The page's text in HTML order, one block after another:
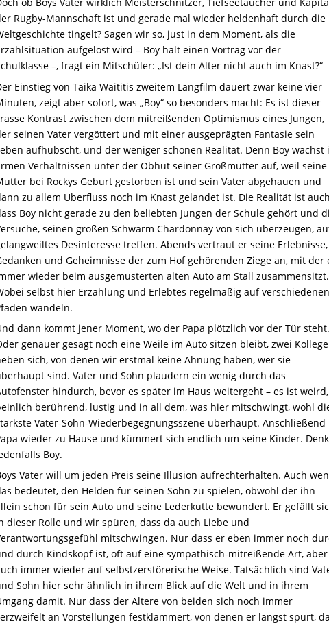
ob Boys Vater wirklich Meisterschnitzer, Tiefseetaucher und
Rugby-Mannschaft ist und gerade mal wieder heldenhaft durch die
tingelt? Sagen wir so, just in dem Moment, als die
aufgelöst wird – Boy hält einen Vortrag vor der
–, fragt ein Mitschüler: „Ist dein Alter nicht auch im Knast?“
Einstieg von Taika Waititis zweitem Langfilm dauert zwar keine vier
zeigt aber sofort, was „Boy“ so besonders macht: Es ist dieser
Kontrast zwischen dem mitreißenden Optimismus eines Jungen,
seinen Vater vergöttert und mit einer ausgeprägten Fantasie sein
aufhübscht, und der weniger schönen Realität. Denn Boy wächst
Verhältnissen unter der Obhut seiner Großmutter auf, weil seine
bei Rockys Geburt gestorben ist und sein Vater abgehauen und
zu allem Überfluss noch im Knast gelandet ist. Die Realität ist
Boy nicht gerade zu den beliebten Jungen der Schule gehört und
seinen großen Schwarm Chardonnay von sich überzeugen,
Desinteresse treffen. Abends vertraut er seine Erlebnisse,
und Geheimnisse der zum Hof gehörenden Ziege an, mit der
wieder beim ausgemusterten alten Auto am Stall zusammensitzt.
selbst hier Erzählung und Erlebtes regelmäßig auf verschiedenen
wandeln.
dann kommt jener Moment, wo der Papa plötzlich vor der Tür steht.
genauer gesagt noch eine Weile im Auto sitzen bleibt, zwei
sich, von denen wir erstmal keine Ahnung haben, wer sie
sind. Vater und Sohn plaudern ein wenig durch das
hindurch, bevor es später im Haus weitergeht – es ist weird,
berührend, lustig und in all dem, was hier mitschwingt, wohl
Vater-Sohn-Wiederbegegnungsszene überhaupt. Anschließend
wieder zu Hause und kümmert sich endlich um seine Kinder.
Boy.
Vater will um jeden Preis seine Illusion aufrechterhalten. Auch
bedeutet, den Helden für seinen Sohn zu spielen, obwohl der ihn
schon für sein Auto und seine Lederkutte bewundert. Er gefällt
dieser Rolle und wir spüren, dass da auch Liebe und
mitschwingen. Nur dass er eben immer noch
durch Kindskopf ist, oft auf eine sympathisch-mitreißende Art, aber
immer wieder auf selbstzerstörerische Weise. Tatsächlich sind
Sohn hier sehr ähnlich in ihrem Blick auf die Welt und in ihrem
damit. Nur dass der Ältere von beiden sich noch immer
an Vorstellungen festklammert, von denen er längst spürt,